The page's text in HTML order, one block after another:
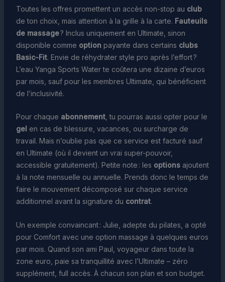
Toutes les offres promettent un accès non-stop au club
de ton choix, mais attention à la grille à la carte. Fauteuils
de massage? Inclus uniquement en Ultimate, sinon
disponible comme option payante dans certains clubs
Basic-Fit. Envie de réhydrater style pro après l’effort ?
L’eau Yanga Sports Water te coûtera une dizaine d’euros
par mois, sauf pour les membres Ultimate, qui bénéficient
de l’inclusivité.
Pour chaque abonnement, tu pourras aussi opter pour le
gel en cas de blessure, vacances, ou surcharge de
travail. Mais n’oublie pas que ce service est facturé sauf
en Ultimate (où il devient un vrai super-pouvoir,
accessible gratuitement). Petite note : les optionsajoutent
à la note mensuelle ou annuelle. Prends donc le temps de
faire le mouvement décomposé sur chaque service
additionnel avant la signature du contrat.
Un exemple convaincant : Julie, adepte du pilates, a opté
pour Comfort avec une option massage à quelques euros
par mois. Quand son ami Paul, voyageur dans toute la
zone euro, paie sa tranquillité avec l’Ultimate – zéro
supplément, full accès. À chacun son plan et son budget.